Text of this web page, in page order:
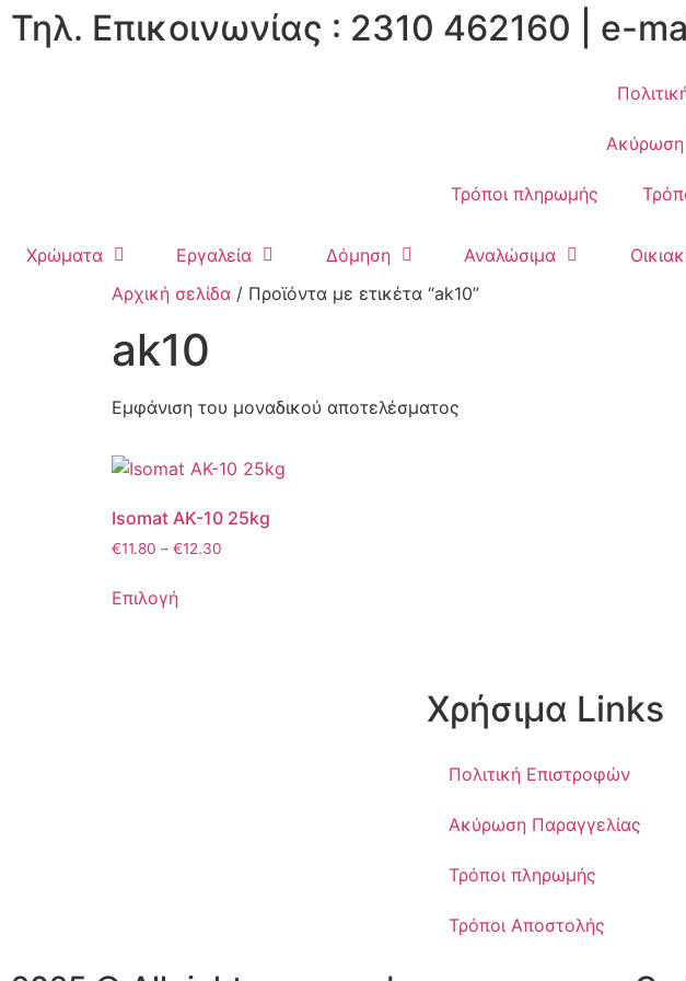
Τηλ. Επικοινωνίας : 2310 462160 | e-
Ακύρωση
Τρόποι πληρωμής
Χρώματα Εργαλεία Δόμηση Αναλώσιμα
Αρχική σελίδα / Προϊόντα με ετικέτα “ak10”
ak10
Εμφάνιση του μοναδικού αποτελέσματος
Isomat AK-10 25kg
€11.80 – €12.30
Επιλογή
Χρήσιμα Links
Πολιτική Επιστροφών
Ακύρωση Παραγγελίας
Τρόποι πληρωμής
Τρόποι Αποστολής